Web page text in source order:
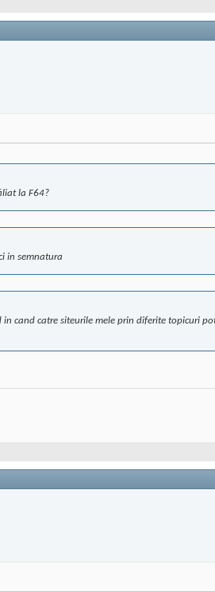
la F64?
in semnatura
cand catre siteurile mele prin diferite topicuri